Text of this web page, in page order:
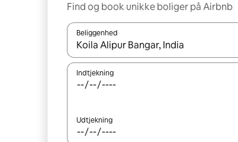
Find og book unikke boliger på Airbnb
Beliggenhed
Når resultaterne er tilgængelige, skal du
Indtjekning
Udtjekning